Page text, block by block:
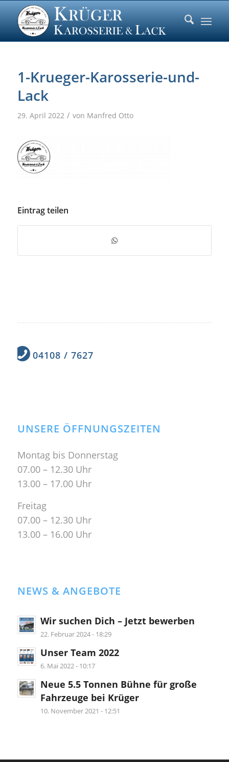
1-Krueger-Karosserie-und-
Lack
29. April 2022 / von Manfred Otto
Eintrag teilen
04108 / 7627
UNSERE ÖFFNUNGSZEITEN
Montag bis Donnerstag
07.00 – 12.30 Uhr
13.00 – 17.00 Uhr
Freitag
07.00 – 12.30 Uhr
13.00 – 16.00 Uhr
NEWS & ANGEBOTE
Wir suchen Dich – Jetzt bewerben
22. Februar 2024 - 18:29
Unser Team 2022
6. Mai 2022 - 10:17
Neue 5.5 Tonnen Bühne für große
Fahrzeuge bei Krüger
10. November 2021 - 12:51